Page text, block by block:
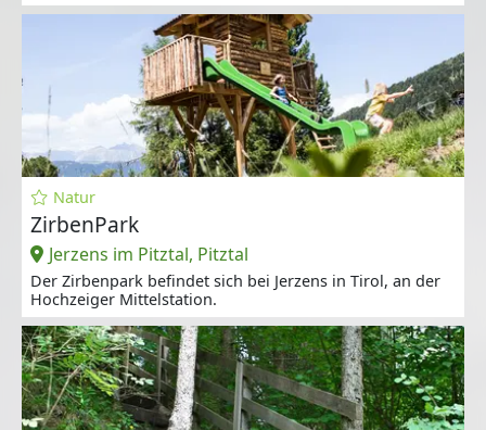
Natur
ZirbenPark
Jerzens im Pitztal, Pitztal
Der Zirbenpark befindet sich bei Jerzens in Tirol, an der
Hochzeiger Mittelstation.